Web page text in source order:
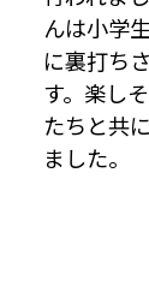
んは小学
に裏打ち
す。楽し
たちと共
ました。